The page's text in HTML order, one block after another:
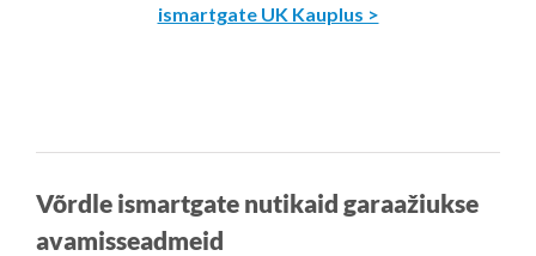
ismartgate UK Kauplus >
Võrdle ismartgate nutikaid garaažiukse
avamisseadmeid